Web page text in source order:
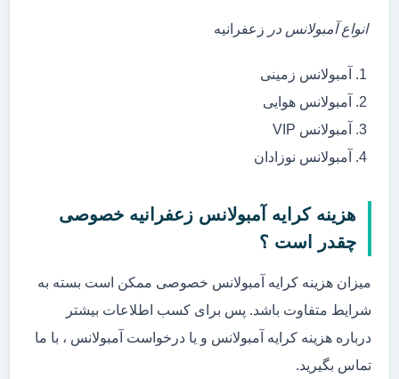
انواع آمبولانس در زعفرانیه
آمبولانس زمینی
آمبولانس هوایی
آمبولانس VIP
آمبولانس نوزادان
هزینه کرایه آمبولانس زعفرانیه خصوصی
چقدر است ؟
میزان هزینه کرایه آمبولانس خصوصی ممکن است بسته به
شرایط متفاوت باشد. پس برای کسب اطلاعات بیشتر
درباره هزینه کرایه آمبولانس و یا درخواست آمبولانس ، با ما
تماس بگیرید.